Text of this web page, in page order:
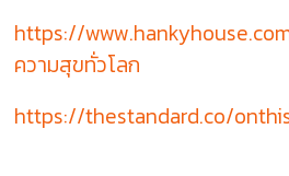
https://
ความสุขทั่วโลก
https://thestandard.co/